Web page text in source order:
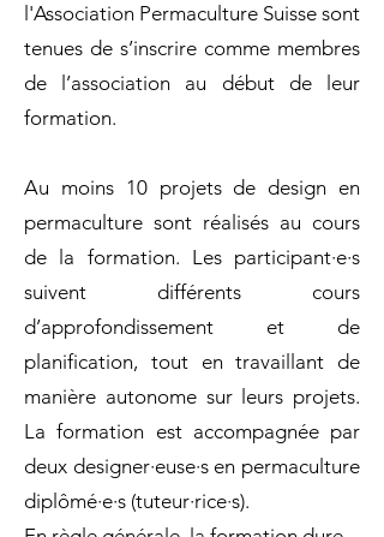
l'Association Permaculture Suisse sont
tenues de s’inscrire comme membres
de l’association au début de leur
formation.
Au moins 10 projets de design en
permaculture sont réalisés au cours
de la formation. Les participant·e·s
suivent différents cours
d’approfondissement et de
planification, tout en travaillant de
manière autonome sur leurs projets.
La formation est accompagnée par
deux designer·euse·s en permaculture
diplômé·e·s (tuteur·rice·s).